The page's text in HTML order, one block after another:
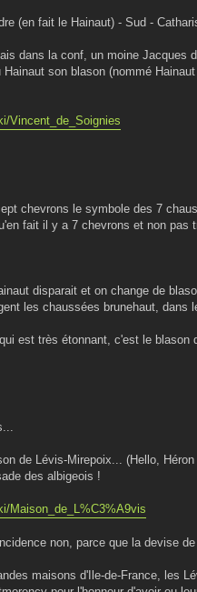
(en fait le Hainaut) - Sud -
dans la conf, un moine
Hainaut son blason (nommé
Vincent_de_Soignies
chevrons le symbole des 7
fait il y a 7 chevrons et non pas
disparait et on change de
les chaussées brunehaut,
est très étonnant, c'est le
de Lévis-Mirepoix... (Hello,
des albigeois !
Maison_de_L%C3%A9vis
non, parce que la devise
maisons d'Ile-de-France, les